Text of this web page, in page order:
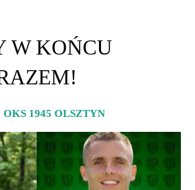
W KOŃCU
OKS 1945 OLSZTYN